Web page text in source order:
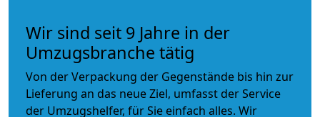
Wir sind seit 9 Jahre in der
Umzugsbranche tätig
Von der Verpackung der Gegenstände bis hin zur
Lieferung an das neue Ziel, umfasst der Service
der Umzugshelfer, für Sie einfach alles. Wir